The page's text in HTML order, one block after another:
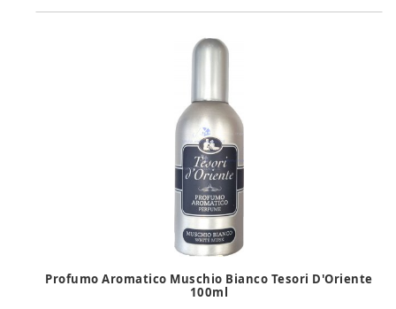
Profumo Aromatico Muschio Bianco Tesori D'Oriente
100ml